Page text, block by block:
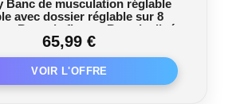
Banc de musculation réglable
avec dossier réglable sur 8
Banc de fitness Banc incliné
entraînement complet du corps
de poids de 660 lbs
65,99 €